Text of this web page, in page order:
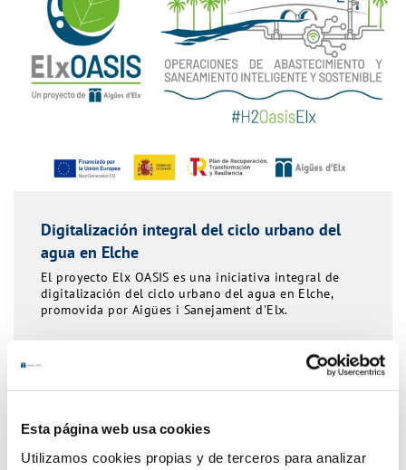
Esta página web usa cookies
Utilizamos cookies propias y de terceros para analizar
Digitalización integral del ciclo urbano del
agua en Elche
El proyecto Elx OASIS es una iniciativa integral de
digitalización del ciclo urbano del agua en Elche,
promovida por Aigües i Sanejament d'Elx.
Leer más...